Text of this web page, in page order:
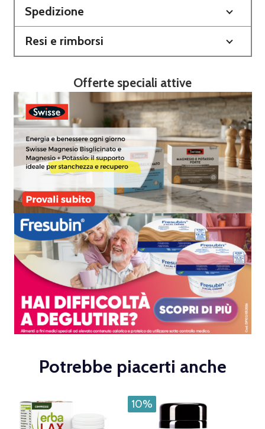
Spedizione
Resi e rimborsi
Offerte speciali attive
Potrebbe piacerti anche
10%